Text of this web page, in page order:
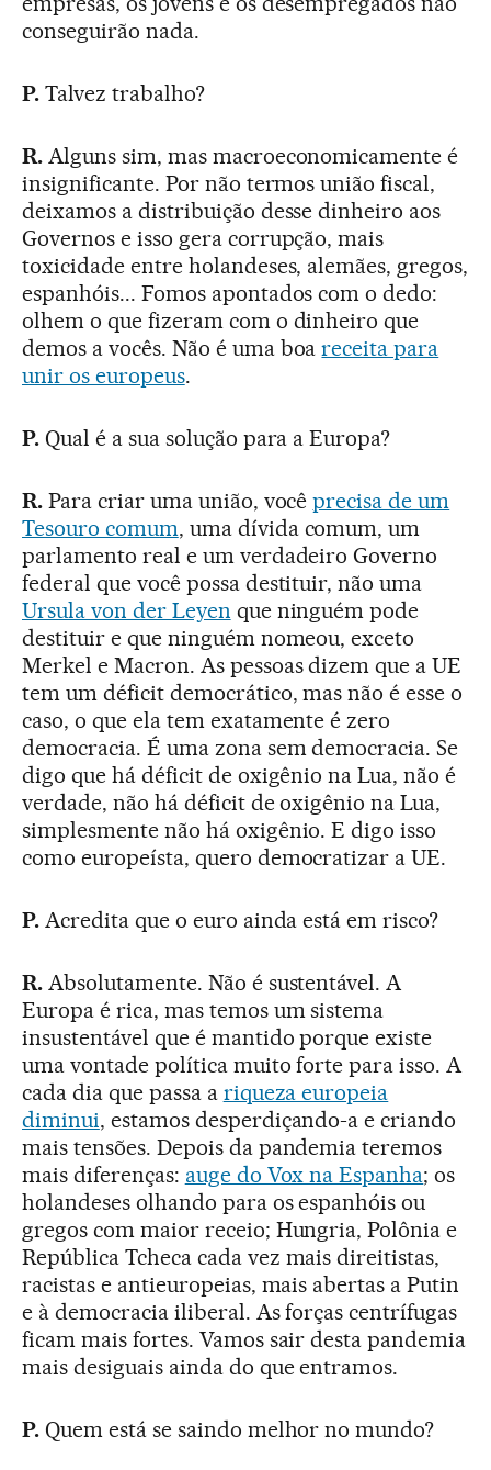
conseguirão nada.
P.Talvez trabalho?
R.Alguns sim, mas macroeconomicamente é
insignificante. Por não termos união fiscal,
deixamos a distribuição desse dinheiro aos
Governos e isso gera corrupção, mais
toxicidade entre holandeses, alemães, gregos,
espanhóis... Fomos apontados com o dedo:
olhem o que fizeram com o dinheiro que
demos a vocês. Não é uma boareceita para
unir os europeus.
P. Qual é a sua solução para a Europa?
R.Para criar uma união, vocêprecisa de um
Tesouro comum, uma dívida comum, um
parlamento real e um verdadeiro Governo
federal que você possa destituir, não uma
Ursula von der Leyen que ninguém pode
destituir e que ninguém nomeou, exceto
Merkel e Macron. As pessoas dizem que a UE
tem um déficit democrático, mas não é esse o
caso, o que ela tem exatamente é zero
democracia. É uma zona sem democracia. Se
digo que há déficit de oxigênio na Lua, não é
verdade, não há déficit de oxigênio na Lua,
simplesmente não há oxigênio. E digo isso
como europeísta, quero democratizar a UE.
P. Acredita que o euro ainda está em risco?
R.Absolutamente. Não é sustentável. A
Europa é rica, mas temos um sistema
insustentável que é mantido porque existe
uma vontade política muito forte para isso. A
cada dia que passa a riqueza europeia
diminui, estamos desperdiçando-a e criando
mais tensões. Depois da pandemia teremos
mais diferenças: auge do Vox na Espanha; os
holandeses olhando para os espanhóis ou
gregos com maior receio; Hungria, Polônia e
República Tcheca cada vez mais direitistas,
racistas e antieuropeias, mais abertas a Putin
e à democracia iliberal. As forças centrífugas
ficam mais fortes. Vamos sair desta pandemia
mais desiguais ainda do que entramos.
P. Quem está se saindo melhor no mundo?